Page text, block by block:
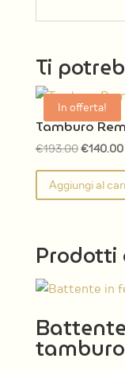
Ti
In offerta!
Tamburo
€193.00Il
prezzo
originale
era:
€140.00Il
Aggiungi al
Prodotti
tamburo